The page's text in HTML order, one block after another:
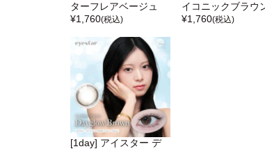
ターフレアベージュ
¥1,760(税込)
イコニックブラウ
¥1,760(税込)
[1day] アイスター デ